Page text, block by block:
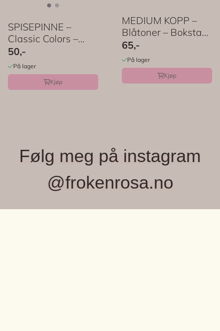
SPISEPINNE –
Classic Colors –
Rice
50,-
På lager
Kjøp
MEDIUM KOPP –
Blåtoner – Bokstav
– Rice
65,-
På lager
Kjøp
Følg meg på instagram
@frokenrosa.no